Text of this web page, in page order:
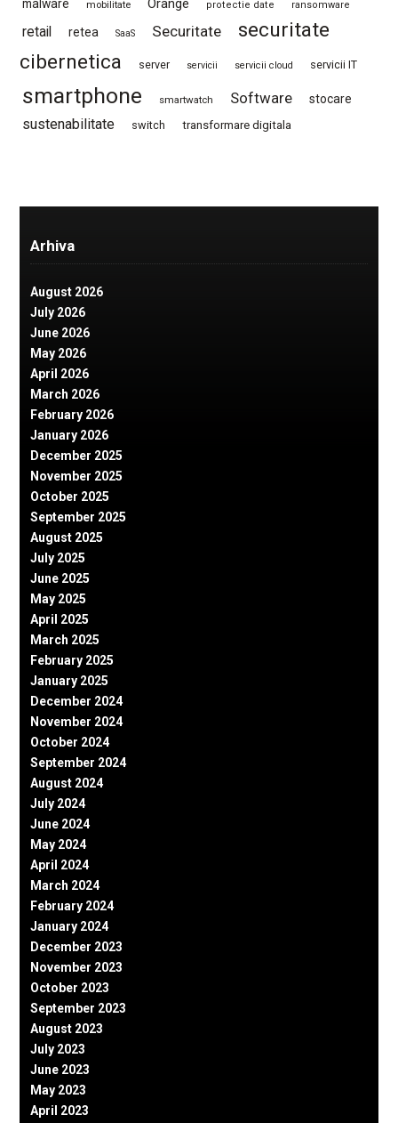
malware mobilitate Orange protectie date ransomware
retail retea SaaS Securitate
securitate
cibernetica
server servicii servicii cloud servicii IT
smartphone smartwatch Software stocare
sustenabilitate switch transformare digitala
Arhiva
August 2026
July 2026
June 2026
May 2026
April 2026
March 2026
February 2026
January 2026
December 2025
November 2025
October 2025
September 2025
August 2025
July 2025
June 2025
May 2025
April 2025
March 2025
February 2025
January 2025
December 2024
November 2024
October 2024
September 2024
August 2024
July 2024
June 2024
May 2024
April 2024
March 2024
February 2024
January 2024
December 2023
November 2023
October 2023
September 2023
August 2023
July 2023
June 2023
May 2023
April 2023